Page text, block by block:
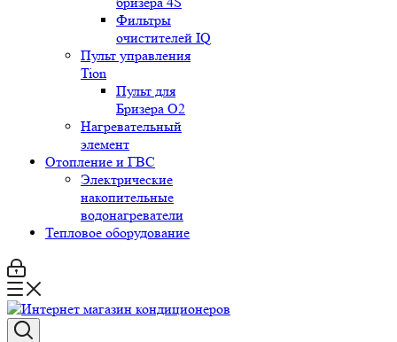
Фильтры
очистителей IQ
Пульт управления
Tion
Пульт для
Бризера O2
Нагревательный
элемент
Отопление и ГВС
Электрические
накопительные
водонагреватели
Тепловое оборудование